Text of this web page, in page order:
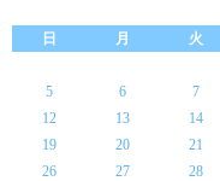
日
月 火
5
6 7
12
13 14
19
20 21
26
27 28